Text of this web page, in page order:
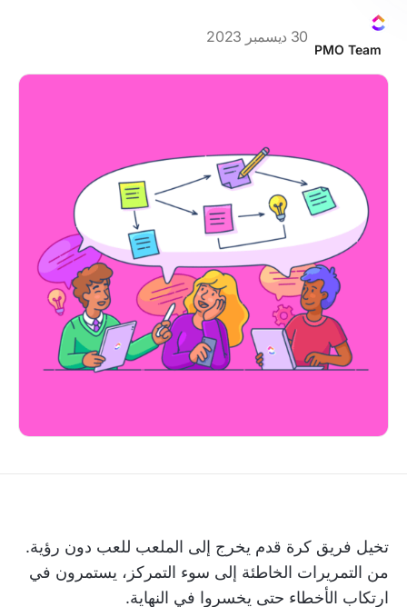
PMO Team
30 ديسمبر 2023
تخيل فريق كرة قدم يخرج إلى الملعب للعب دون رؤية.
من التمريرات الخاطئة إلى سوء التمركز، يستمرون في
ارتكاب الأخطاء حتى يخسروا في النهاية.